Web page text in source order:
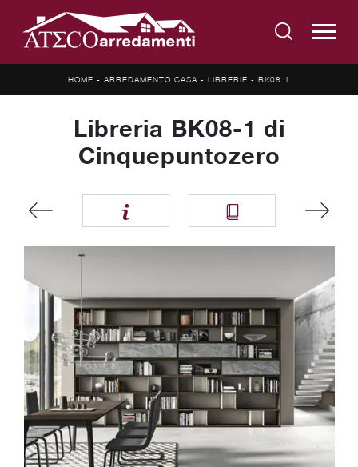
HOME - ARREDAMENTO CASA - LIBRERIE - BK08 1
Libreria BK08-1 di
Cinquepuntozero